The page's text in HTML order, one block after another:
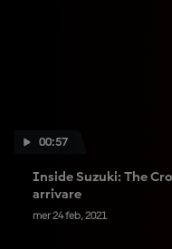
00:57
Inside Suzuki: The
arrivare
mer 24 feb, 2021